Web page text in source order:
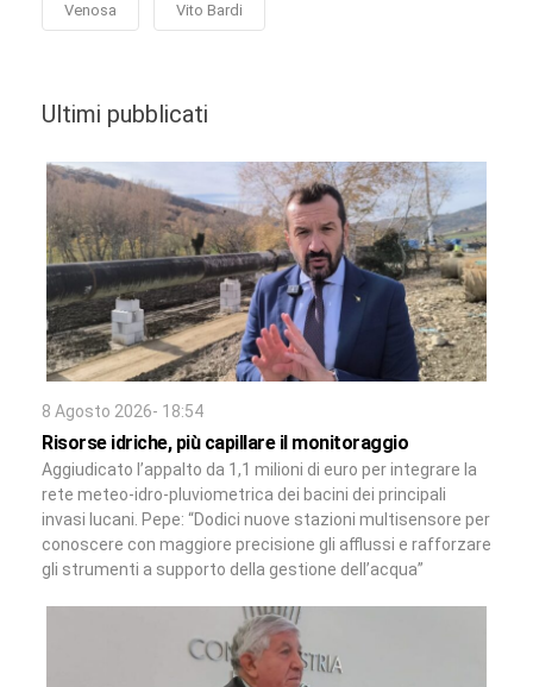
Venosa Vito Bardi
Ultimi pubblicati
8 Agosto 2026- 18:54
Risorse idriche, più capillare il monitoraggio
Aggiudicato l’appalto da 1,1 milioni di euro per integrare la
rete meteo-idro-pluviometrica dei bacini dei principali
invasi lucani. Pepe: “Dodici nuove stazioni multisensore per
conoscere con maggiore precisione gli afflussi e rafforzare
gli strumenti a supporto della gestione dell’acqua”